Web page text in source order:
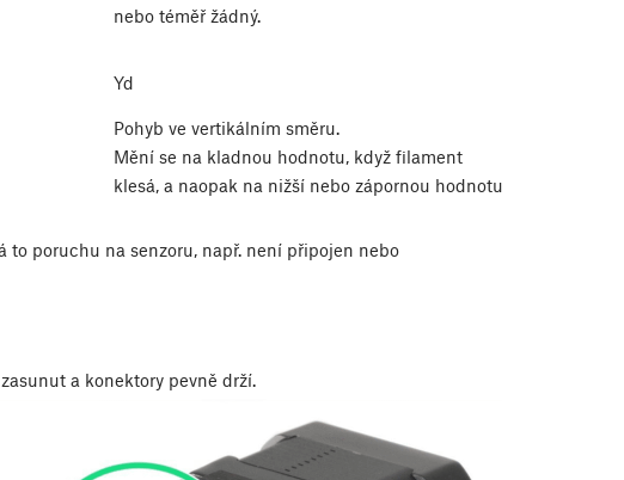
nebo téměř žádný.
Yd
Pohyb ve vertikálním směru.
Mění se na kladnou hodnotu, když filament
klesá, a naopak na nižší nebo zápornou hodnotu.
to poruchu na senzoru, např. není připojen nebo
a konektory pevně drží.